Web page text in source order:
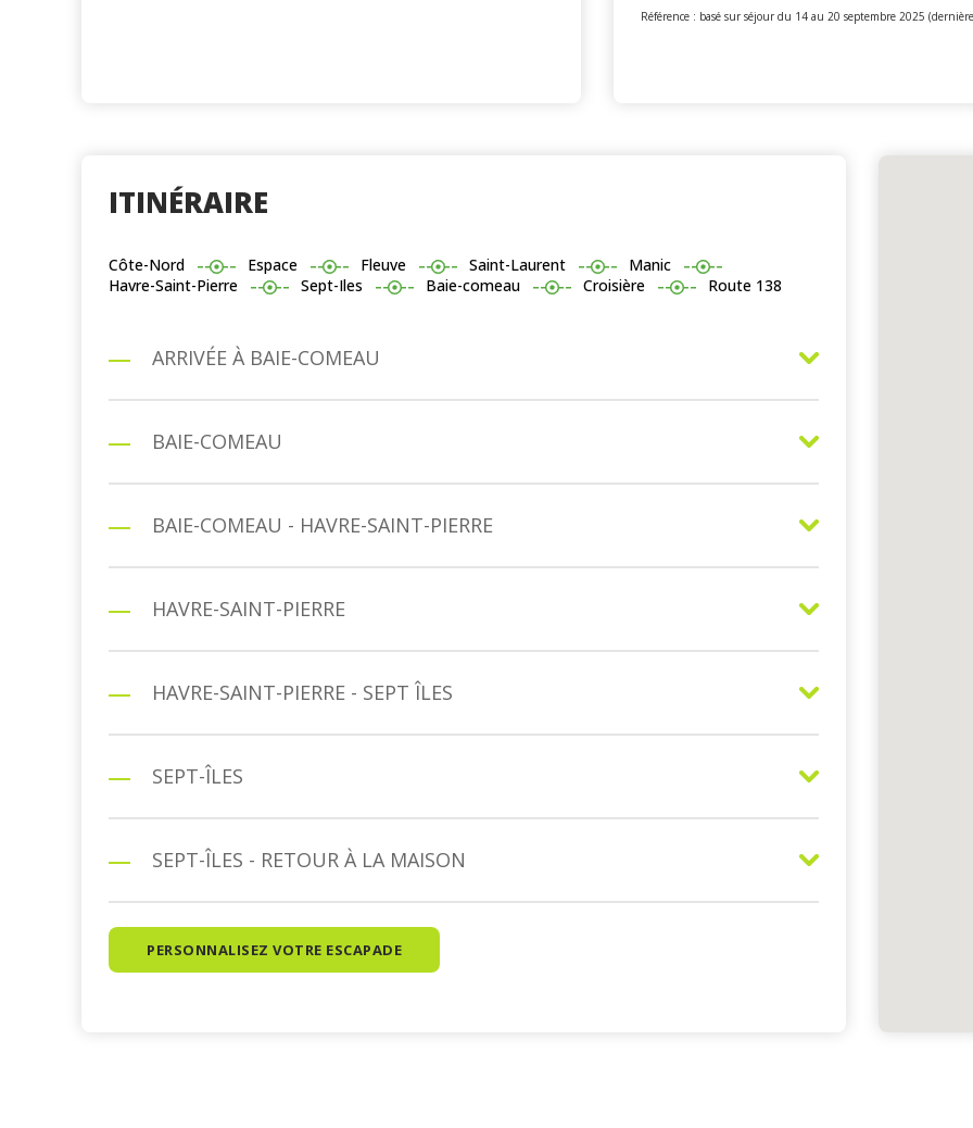
Référence : basé sur séjour du 14 au 20 septembre 2025
ITINÉRAIRE
Côte-Nord Espace Fleuve Saint-Laurent
Manic
Havre-Saint-Pierre
Sept-Iles Baie-comeau Croisière Route 138
ARRIVÉE À BAIE-COMEAU
BAIE-COMEAU
BAIE-COMEAU - HAVRE-SAINT-PIERRE
HAVRE-SAINT-PIERRE
HAVRE-SAINT-PIERRE - SEPT ÎLES
SEPT-ÎLES
SEPT-ÎLES - RETOUR À LA MAISON
PERSONNALISEZ VOTRE ESCAPADE